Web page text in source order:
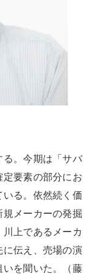
る。今期は「サバ
要素の部分にお
る。依然続く価
メーカーの発掘
上であるメーカ
に伝え、売場の演
いを聞いた。（藤